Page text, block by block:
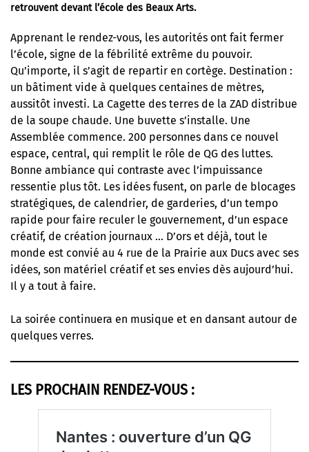
retrouvent devant l’école des Beaux Arts.
Apprenant le rendez-vous, les autorités ont fait fermer
l’école, signe de la fébrilité extrême du pouvoir.
Qu’importe, il s’agit de repartir en cortège. Destination :
un bâtiment vide à quelques centaines de mètres,
aussitôt investi. La Cagette des terres de la ZAD distribue
de la soupe chaude. Une buvette s’installe. Une
Assemblée commence. 200 personnes dans ce nouvel
espace, central, qui remplit le rôle de QG des luttes.
Bonne ambiance qui contraste avec l’impuissance
ressentie plus tôt. Les idées fusent, on parle de blocages
stratégiques, de calendrier, de garderies, d’un tempo
rapide pour faire reculer le gouvernement, d’un espace
créatif, de création journaux … D’ors et déjà, tout le
monde est convié au 4 rue de la Prairie aux Ducs avec ses
idées, son matériel créatif et ses envies dès aujourd’hui.
Il y a tout à faire.
La soirée continuera en musique et en dansant autour de
quelques verres.
LES PROCHAIN RENDEZ-VOUS :